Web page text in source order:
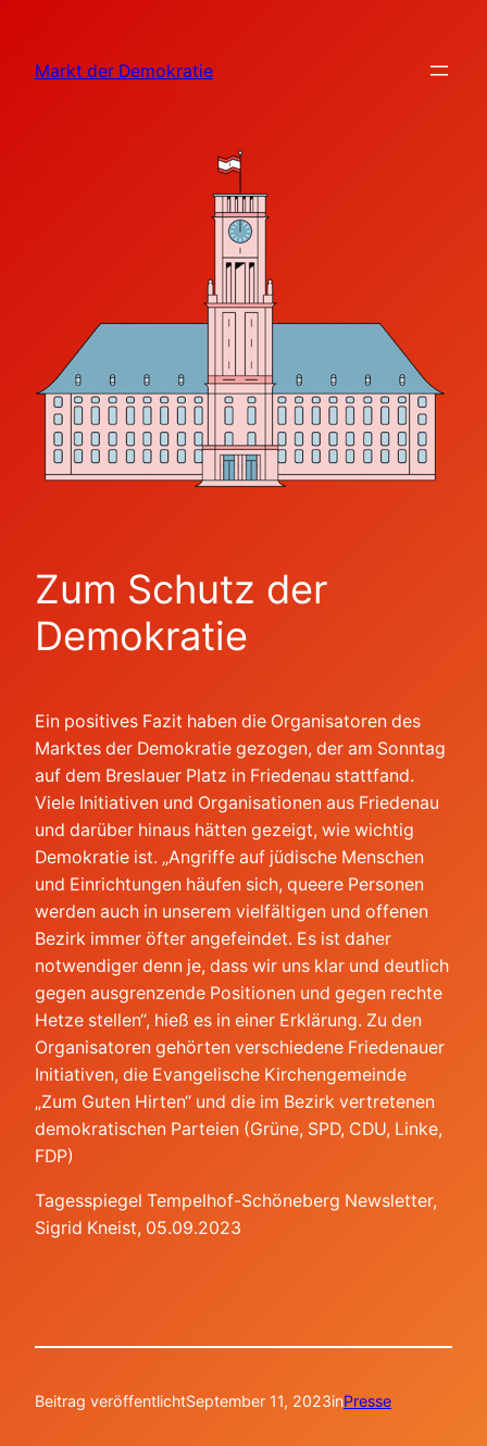
springen
Markt der Demokratie
Zum Schutz der
Demokratie
Ein positives Fazit haben die Organisatoren des
Marktes der Demokratie gezogen, der am Sonntag
auf dem Breslauer Platz in Friedenau stattfand.
Viele Initiativen und Organisationen aus Friedenau
und darüber hinaus hätten gezeigt, wie wichtig
Demokratie ist. „Angriffe auf jüdische Menschen
und Einrichtungen häufen sich, queere Personen
werden auch in unserem vielfältigen und offenen
Bezirk immer öfter angefeindet. Es ist daher
notwendiger denn je, dass wir uns klar und deutlich
gegen ausgrenzende Positionen und gegen rechte
Hetze stellen“, hieß es in einer Erklärung. Zu den
Organisatoren gehörten verschiedene Friedenauer
Initiativen, die Evangelische Kirchengemeinde
„Zum Guten Hirten“ und die im Bezirk vertretenen
demokratischen Parteien (Grüne, SPD, CDU, Linke,
FDP)
Tagesspiegel Tempelhof-Schöneberg Newsletter,
Sigrid Kneist, 05.09.2023
Beitrag veröffentlichtSeptember 11, 2023inPresse